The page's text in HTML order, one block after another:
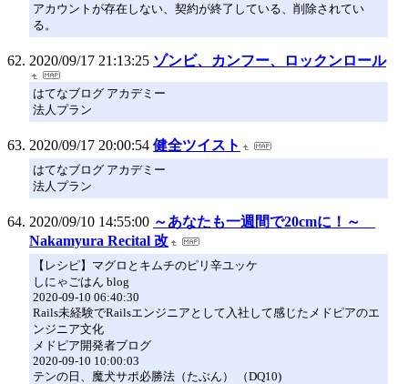
アカウントが存在しない、契約が終了している、削除されてい
る。
2020/09/17 21:13:25 ゾンビ、カンフー、ロックンロール
はてなブログ アカデミー
法人プラン
2020/09/17 20:00:54 健全ツイスト
はてなブログ アカデミー
法人プラン
2020/09/10 14:55:00 ～あなたも一週間で20cmに！～
Nakamyura Recital 改
【レシピ】マグロとキムチのピリ辛ユッケ
しにゃごはん blog
2020-09-10 06:40:30
Rails未経験でRailsエンジニアとして入社して感じたメドピアのエ
ンジニア文化
メドピア開発者ブログ
2020-09-10 10:00:03
テンの日、魔犬サポ必勝法（たぶん） （DQ10)